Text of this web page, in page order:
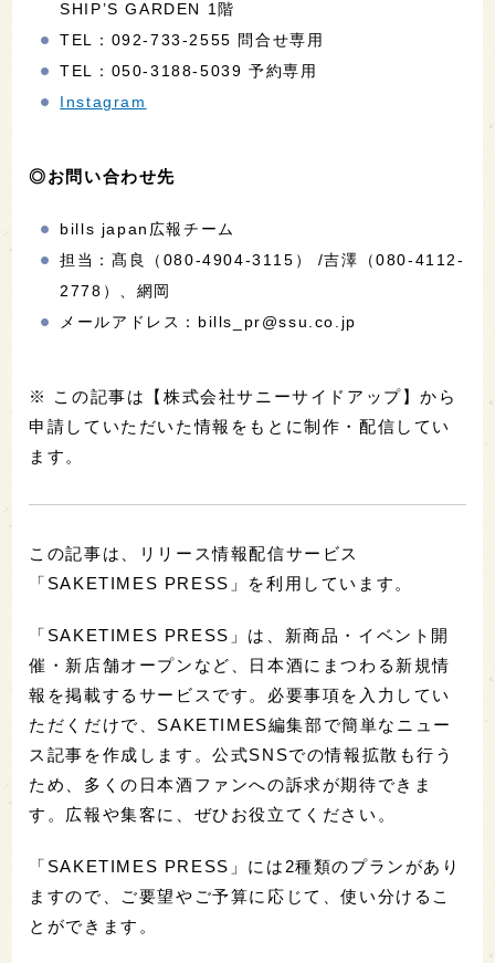
SHIP’S GARDEN 1階
TEL：092-733-2555 問合せ専用
TEL：050-3188-5039 予約専用
Instagram
◎お問い合わせ先
bills japan広報チーム
担当：髙良（080-4904-3115） /吉澤（080-4112-
2778）、網岡
メールアドレス：bills_pr@ssu.co.jp
※ この記事は【株式会社サニーサイドアップ】から
申請していただいた情報をもとに制作・配信してい
ます。
この記事は、リリース情報配信サービス
「SAKETIMES PRESS」を利用しています。
「SAKETIMES PRESS」は、新商品・イベント開
催・新店舗オープンなど、日本酒にまつわる新規情
報を掲載するサービスです。必要事項を入力してい
ただくだけで、SAKETIMES編集部で簡単なニュー
ス記事を作成します。公式SNSでの情報拡散も行う
ため、多くの日本酒ファンへの訴求が期待できま
す。広報や集客に、ぜひお役立てください。
「SAKETIMES PRESS」には2種類のプランがあり
ますので、ご要望やご予算に応じて、使い分けるこ
とができます。